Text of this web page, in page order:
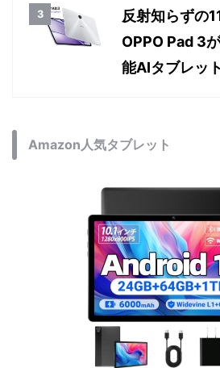
反射知らずの
OPPO Pad 3
能AIタブレット
Amazon人気タブレット